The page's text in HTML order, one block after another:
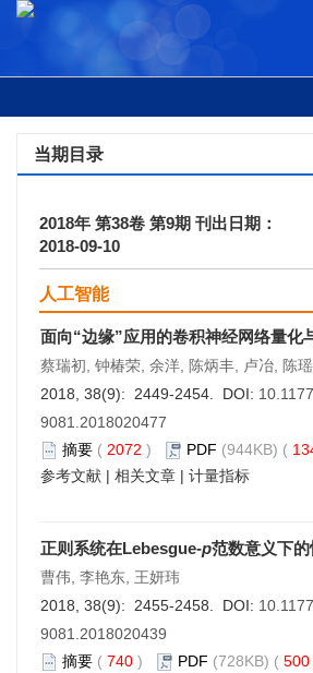
当期目录
2018年 第38卷 第9期 刊出日期：
2018-09-10
人工智能
面向“边缘”应用的卷积神经网络量化
蔡瑞初, 钟椿荣, 余洋, 陈炳丰, 卢冶, 陈瑶
2018, 38(9): 2449-2454. DOI:
9081.2018020477
摘要 ( 2072 ) PDF (944KB) (
参考文献 | 相关文章 | 计量指标
正则系统在Lebesgue-p范数意义下
曹伟, 李艳东, 王妍玮
2018, 38(9): 2455-2458. DOI:
9081.2018020439
摘要 ( 740 ) PDF (728KB) ( 500